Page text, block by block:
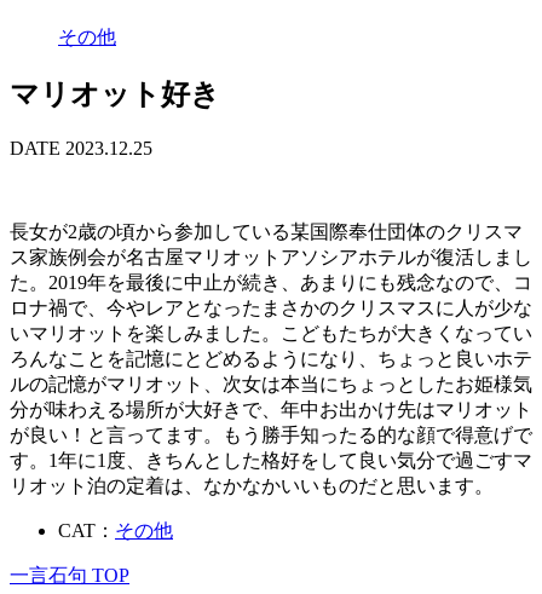
その他
マリオット好き
DATE 2023.12.25
長女が2歳の頃から参加している某国際奉仕団体のクリスマ
ス家族例会が名古屋マリオットアソシアホテルが復活しまし
た。2019年を最後に中止が続き、あまりにも残念なので、コ
ロナ禍で、今やレアとなったまさかのクリスマスに人が少な
いマリオットを楽しみました。こどもたちが大きくなってい
ろんなことを記憶にとどめるようになり、ちょっと良いホテ
ルの記憶がマリオット、次女は本当にちょっとしたお姫様気
分が味わえる場所が大好きで、年中お出かけ先はマリオット
が良い！と言ってます。もう勝手知ったる的な顔で得意げで
す。1年に1度、きちんとした格好をして良い気分で過ごすマ
リオット泊の定着は、なかなかいいものだと思います。
CAT： その他
一言石句 TOP